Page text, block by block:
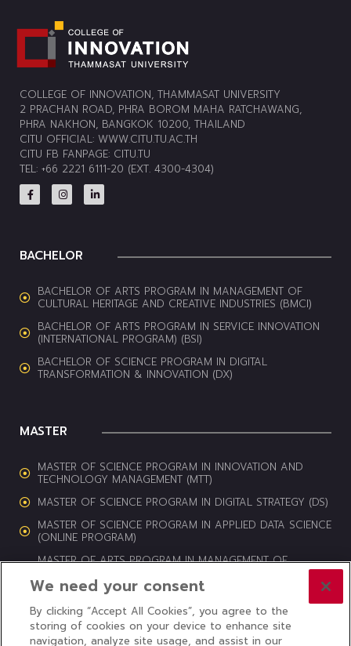
COLLEGE OF INNOVATION, THAMMASAT UNIVERSITY
2 PRACHAN ROAD, PHRA BOROM MAHA RATCHAWANG,
PHRA NAKHON, BANGKOK 10200, THAILAND
CITU OFFICIAL: WWW.CITU.TU.AC.TH
CITU FB FANPAGE: CITU.TU
TEL: +66 2221 6111-20 (EXT. 4300-4304)
BACHELOR
BACHELOR OF ARTS PROGRAM IN MANAGEMENT OF
CULTURAL HERITAGE AND CREATIVE INDUSTRIES (BMCI)
BACHELOR OF ARTS PROGRAM IN SERVICE INNOVATION
(INTERNATIONAL PROGRAM) (BSI)
BACHELOR OF SCIENCE PROGRAM IN DIGITAL
TRANSFORMATION & INNOVATION (DX)
MASTER
MASTER OF SCIENCE PROGRAM IN INNOVATION AND
TECHNOLOGY MANAGEMENT (MTT)
MASTER OF SCIENCE PROGRAM IN DIGITAL STRATEGY (DS)
MASTER OF SCIENCE PROGRAM IN APPLIED DATA SCIENCE
(ONLINE PROGRAM)
MASTER OF ARTS PROGRAM IN MANAGEMENT OF
We need your consent
By clicking “Accept All Cookies”, you agree to the
storing of cookies on your device to enhance site
navigation, analyze site usage, and assist in our